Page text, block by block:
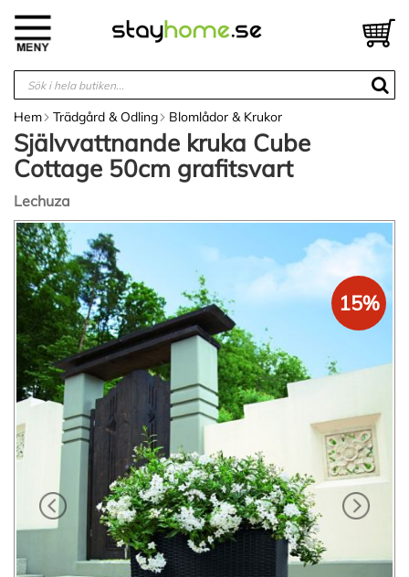
innehållet
Hem Trädgård & Odling Blomlådor & Krukor
Självvattnande kruka Cube
Cottage 50cm grafitsvart
Lechuza
Hoppa
till
slutet
av
bildgalleriet
15%